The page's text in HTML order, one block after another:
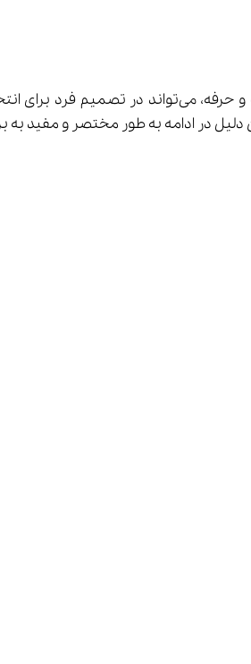
به معرفی این رشته می‌پردازیم. شناخت کامل و جامع رشته